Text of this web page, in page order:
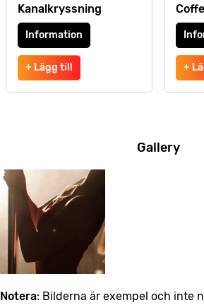
Kanalkryssning
Information
+ Lägg till +
Gallery
Notera: Bilderna är exempel och inte